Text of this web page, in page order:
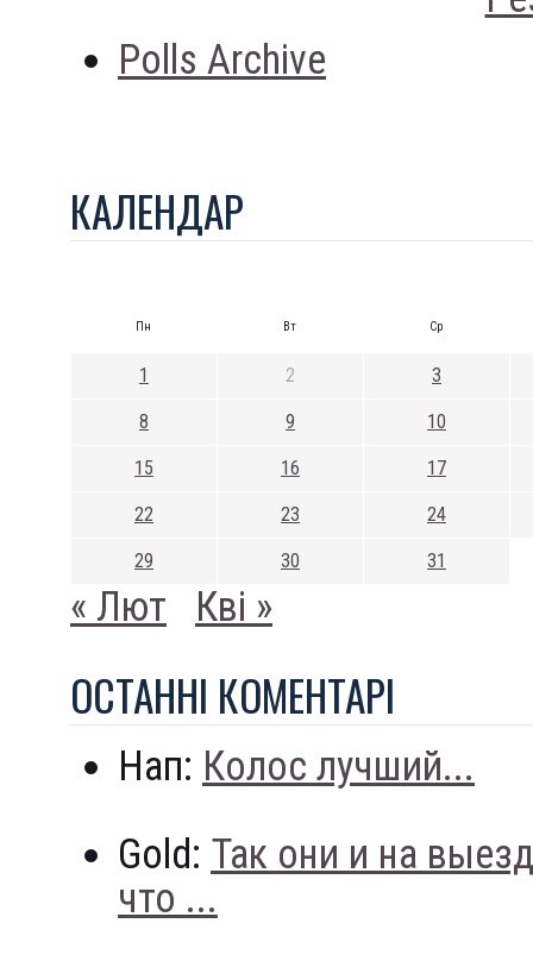
Polls Archive
КАЛЕНДАР
Пн Вт Ср
1 2 3
8 9 10
15 16 17
22 23 24
29 30 31
« Лют Кві »
ОСТАННI КОМЕНТАРI
Нап: Колос лучший...
Gold: Так они и на
что ...